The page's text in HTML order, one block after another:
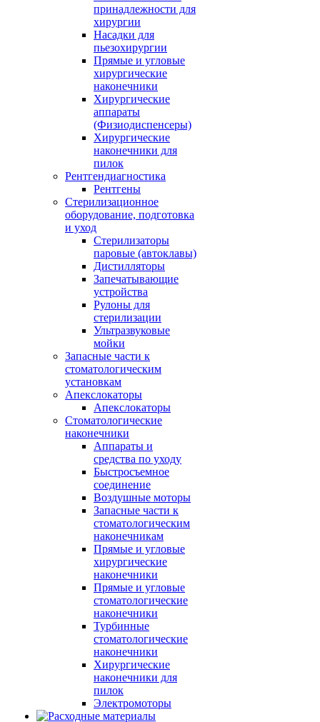
принадлежности для
хирургии
Насадки для
пьезохирургии
Прямые и угловые
хирургические
наконечники
Хирургические
аппараты
(Физиодиспенсеры)
Хирургические
наконечники для
пилок
Рентгендиагностика
Рентгены
Стерилизационное
оборудование, подготовка
и уход
Стерилизаторы
паровые (автоклавы)
Дистилляторы
Запечатывающие
устройства
Рулоны для
стерилизации
Ультразвуковые
мойки
Запасные части к
стоматологическим
установкам
Апекслокаторы
Апекслокаторы
Стоматологические
наконечники
Аппараты и
средства по уходу
Быстросъемное
соединение
Воздушные моторы
Запасные части к
стоматологическим
наконечникам
Прямые и угловые
хирургические
наконечники
Прямые и угловые
стоматологические
наконечники
Турбинные
стоматологические
наконечники
Хирургические
наконечники для
пилок
Электромоторы